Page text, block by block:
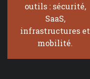
outils : sécurité,
SaaS,
infrastructures et
mobilité.